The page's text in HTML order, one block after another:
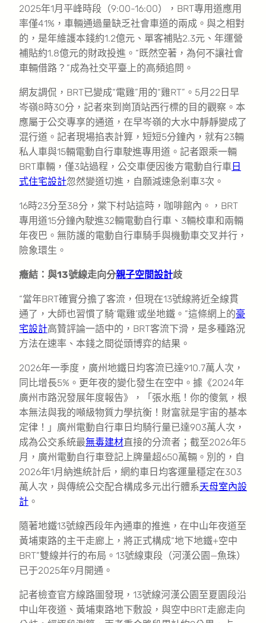
2025年1月平峰時段（9:00-16:00），BRT專用道應用
率僅41%，車輛通過量缺乏社會車道的兩成。與之相對
的，是年維護本錢約1.2億元、單客補貼2.3元、年運營
補貼約1.8億元的財政投進。“既然空著，為何不讓社會
車輛借路？”成為社交平臺上的高頻追問。
網友調侃，BRT已變成“電雞”用的“雞RT”。5月22日早
岑嶺8時30分，記者來到崗頂站西行標的目的觀察。本
應屬于公交專享的通道，在早岑嶺的大水中靜靜變成了
混行道。記者現場掐表計算，短短5分鐘內，就有23輛
私人車與15輛電動自行車駛進專用道。記者跟乘一輛
BRT車輛，僅3站過程，公交車便因後方電動自行車 日
式住宅設計忽然變道切進，自願減速急剎車3次。
16時23分至38分，棠下村站這時，咖啡館內。，BRT
專用道15分鐘內駛進32輛電動自行車、3輛校車和兩輛
年夜巴。無防護的電動自行車騎手與機動車交叉并行，
險象環生。
癥結：與13號線走向分親子空間設計歧
“當年BRT確實分擔了客流，但現在13號線將近全線貫
通了，大師也習慣了騎‘電雞’或坐地鐵。”這條網上的豪
宅設計高贊評論一語中的，BRT客流下滑，是多種路況
方法在速率、本錢之間從頭博弈的結果。
2026年一季度，廣州地鐵日均客流已達910.7萬人次，
同比增長5%。更年夜的變化發生在空中。據《2024年
廣州市路況發展年度報告》，「張水瓶！你的傻氣，根
本無法與我的噸級物質力學抗衡！財富就是宇宙的基本
定律！」廣州電動自行車日均騎行量已達903萬人次，
成為公交系統最無毒建材直接的分流者；截至2026年5
月，廣州電動自行車登記上牌量超650萬輛。別的，自
2026年1月納進統計后，網約車日均客運量穩定在303
萬人次，與傳統公交配合構成多元出行體系天母室內設
計 。
隨著地鐵13號線西段年內通車的推進，在中山年夜道至
黃埔東路的主干走廊上，將正式構成“地下地鐵+空中
BRT”雙線并行的布局。13號線東段（河漢公園—魚珠）
已于2025年9月開通。
記者檢查官方線路圖發現，13號線河漢公園至夏園段沿
中山年夜道、黃埔東路地下敷設，與空中BRT走廊走向